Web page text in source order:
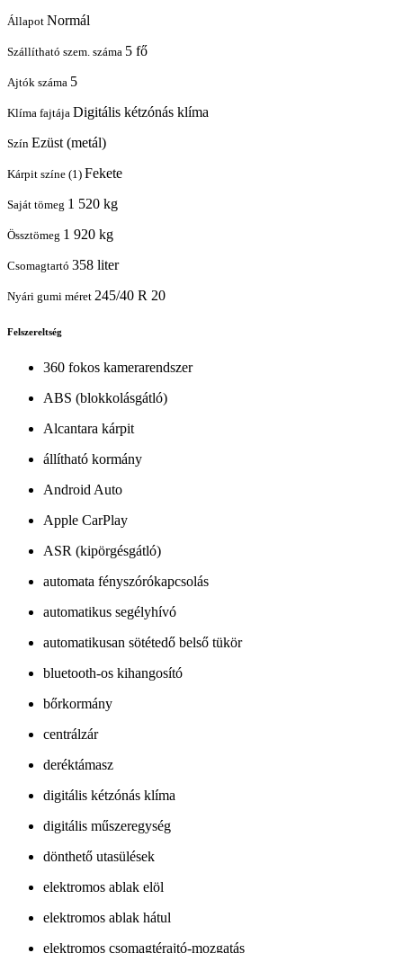
Állapot Normál
Szállítható szem. száma 5 fő
Ajtók száma 5
Klíma fajtája Digitális kétzónás klíma
Szín Ezüst (metál)
Kárpit színe (1) Fekete
Saját tömeg 1 520 kg
Össztömeg 1 920 kg
Csomagtartó 358 liter
Nyári gumi méret 245/40 R 20
Felszereltség
360 fokos kamerarendszer
ABS (blokkolásgátló)
Alcantara kárpit
állítható kormány
Android Auto
Apple CarPlay
ASR (kipörgésgátló)
automata fényszórókapcsolás
automatikus segélyhívó
automatikusan sötétedő belső tükör
bluetooth-os kihangosító
bőrkormány
centrálzár
deréktámasz
digitális kétzónás klíma
digitális műszeregység
dönthető utasülések
elektromos ablak elöl
elektromos ablak hátul
elektromos csomagtérajtó-mozgatás